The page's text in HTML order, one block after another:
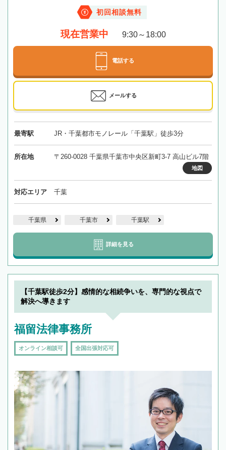
初回相談無料
現在営業中 9:30～18:00
電話する
メールする
最寄駅 JR・千葉都市モノレール「千葉駅」徒歩3分
所在地 〒260-0028 千葉県千葉市中央区新町3-7 高山ビル7階
地図
対応エリア 千葉
千葉県 千葉市 千葉駅
詳細を見る
【千葉駅徒歩2分】感情的な相続争いを、専門的な視点で
解決へ導きます
福留法律事務所
オンライン相談可 全国出張対応可